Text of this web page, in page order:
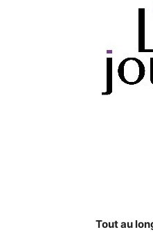
Tout au